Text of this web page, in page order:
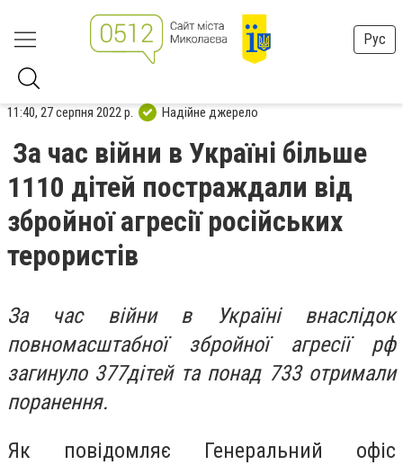
Рус
11:40, 27 серпня 2022 р. Надійне джерело
За час війни в Україні більше
1110 дітей постраждали від
збройної агресії російських
терористів
За час війни в Україні внаслідок
повномасштабної збройної агресії рф
загинуло 377дітей та понад 733 отримали
поранення.
Як повідомляє Генеральний офіс